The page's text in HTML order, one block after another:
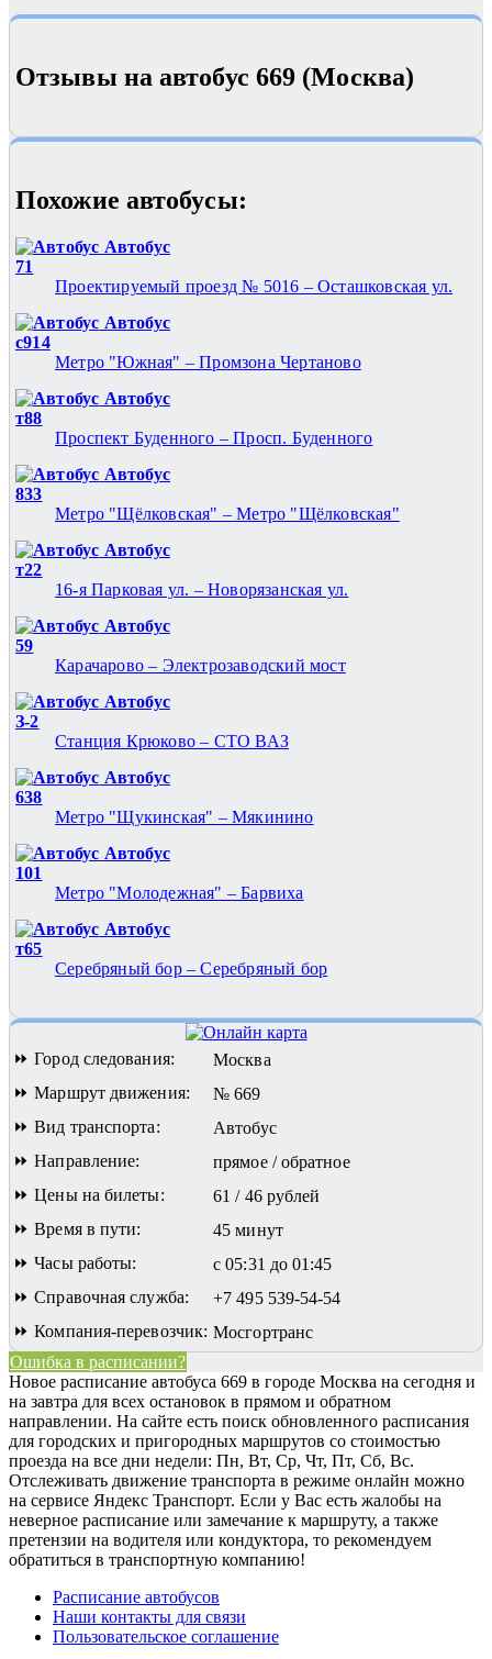
Отзывы на автобус 669 (Москва)
Похожие автобуcы:
Автобус
71
Проектируемый проезд № 5016 – Осташковская ул.
Автобус
с914
Метро "Южная" – Промзона Чертаново
Автобус
т88
Проспект Буденного – Просп. Буденного
Автобус
833
Метро "Щёлковская" – Метро "Щёлковская"
Автобус
т22
16-я Парковая ул. – Новорязанская ул.
Автобус
59
Карачарово – Электрозаводский мост
Автобус
З-2
Станция Крюково – СТО ВАЗ
Автобус
638
Метро "Щукинская" – Мякинино
Автобус
101
Метро "Молодежная" – Барвиха
Автобус
т65
Серебряный бор – Серебряный бор
⏩ Город следования:
Москва
⏩ Маршрут движения:
№ 669
⏩ Вид транспорта:
Автобус
⏩ Направление:
прямое / обратное
⏩ Цены на билеты:
61 / 46 рублей
⏩ Время в пути:
45 минут
⏩ Часы работы:
с 05:31 до 01:45
⏩ Справочная служба:
+7 495 539-54-54
⏩ Компания-перевозчик: Мосгортранс
Ошибка в расписании?
Новое расписание автобуса 669 в городе Москва на сегодня и
на завтра для всех остановок в прямом и обратном
направлении. На сайте есть поиск обновленного расписания
для городских и пригородных маршрутов со стоимостью
проезда на все дни недели: Пн, Вт, Ср, Чт, Пт, Сб, Вс.
Отслеживать движение транспорта в режиме онлайн можно
на сервисе Яндекс Транспорт. Если у Вас есть жалобы на
неверное расписание или замечание к маршруту, а также
претензии на водителя или кондуктора, то рекомендуем
обратиться в транспортную компанию!
Расписание автобусов
Наши контакты для связи
Пользовательское соглашение